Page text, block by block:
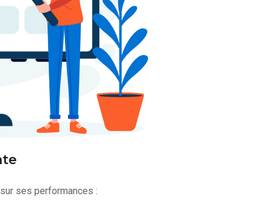
ses performances :